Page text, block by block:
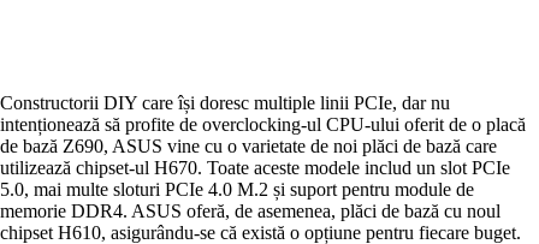
Constructorii DIY care își doresc multiple linii PCIe, dar nu
intenționează să profite de overclocking-ul CPU-ului oferit de o placă
de bază Z690, ASUS vine cu o varietate de noi plăci de bază care
utilizează chipset-ul H670. Toate aceste modele includ un slot PCIe
5.0, mai multe sloturi PCIe 4.0 M.2 și suport pentru module de
memorie DDR4. ASUS oferă, de asemenea, plăci de bază cu noul
chipset H610, asigurându-se că există o opțiune pentru fiecare buget.